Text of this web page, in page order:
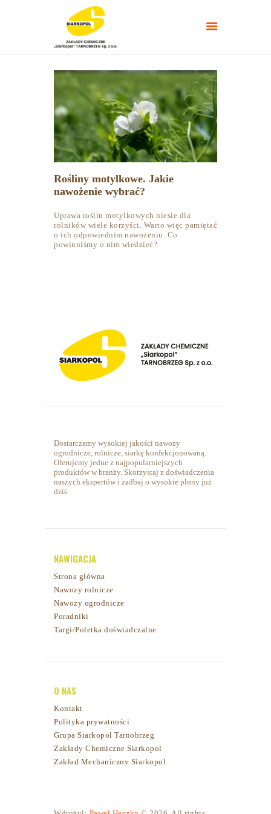
NAWOZY ROLNICZE
NAWOZY
TARGI/POLETKA
DOŚWIADCZALNE
PORADNIKI
KONTAKT
Rośliny motylkowe. Jakie
nawożenie wybrać?
Uprawa roślin motylkowych niesie dla
rolników wiele korzyści. Warto więc pamiętać
o ich odpowiednim nawożeniu. Co
powinniśmy o nim wiedzieć?
Dostarczamy wysokiej jakości nawozy
ogrodnicze, rolnicze, siarkę konfekcjonowaną.
Oferujemy jedne z najpopularniejszych
produktów w branży. Skorzystaj z doświadczenia
naszych ekspertów i zadbaj o wysokie plony już
dziś.
NAWIGACJA
Strona główna
Nawozy rolnicze
Nawozy ogrodnicze
Poradniki
Targi/Poletka doświadczalne
O NAS
Kontakt
Polityka prywatności
Grupa Siarkopol Tarnobrzeg
Zakłady Chemiczne Siarkopol
Zakład Mechaniczny Siarkopol